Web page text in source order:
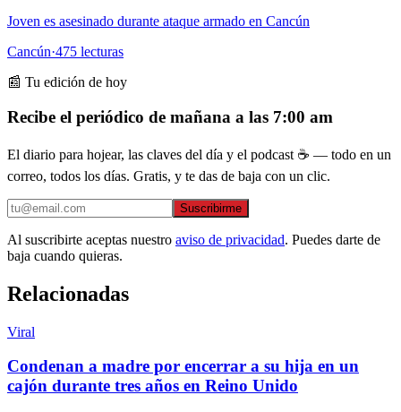
Joven es asesinado durante ataque armado en Cancún
Cancún·475 lecturas
📰 Tu edición de hoy
Recibe el periódico de mañana a las 7:00 am
El diario para hojear, las claves del día y el podcast ☕ — todo en un
correo, todos los días. Gratis, y te das de baja con un clic.
Suscribirme
Al suscribirte aceptas nuestro aviso de privacidad. Puedes darte de
baja cuando quieras.
Relacionadas
Viral
Condenan a madre por encerrar a su hija en un
cajón durante tres años en Reino Unido